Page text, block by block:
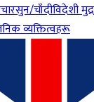
सुन/चाँदीविदेशी
व्यक्तित्वहरू